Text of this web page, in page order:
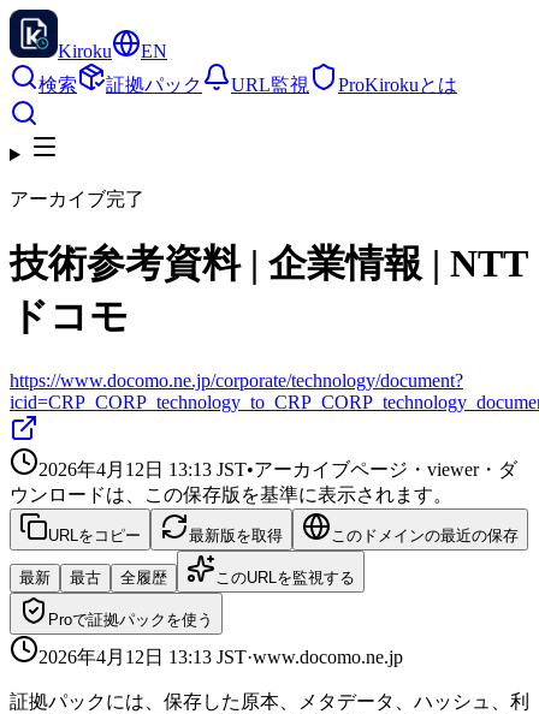
Kiroku
EN
検索
証拠パック URL監視 ProKirokuとは
アーカイブ完了
技術参考資料 | 企業情報 | NTT
ドコモ
https://www.docomo.ne.jp/corporate/technology/document?
2026年4月12日 13:13 JST•アーカイブページ・viewer・ダ
ウンロードは、この保存版を基準に表示されます。
URLをコピー 最新版を取得 このドメインの最近の保存
最新 最古 全履歴 このURLを監視する
Proで証拠パックを使う
2026年4月12日 13:13 JST·www.docomo.ne.jp
証拠パックには、保存した原本、メタデータ、ハッシュ、利